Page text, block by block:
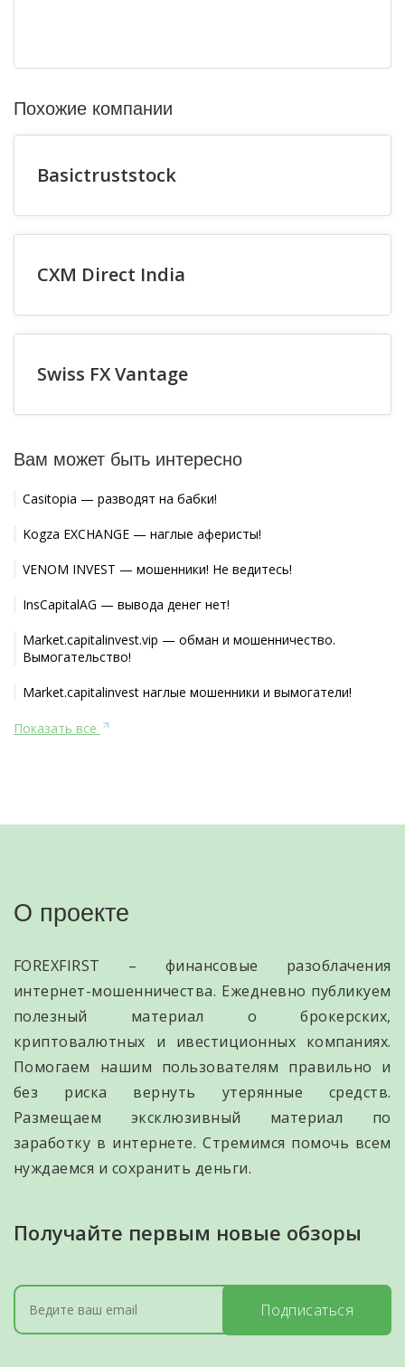
Похожие компании
Basictruststock
CXM Direct India
Swiss FX Vantage
Вам может быть интересно
Casitopia — разводят на бабки!
Kogza EXCHANGE — наглые аферисты!
VENOM INVEST — мошенники! Не ведитесь!
InsCapitalAG — вывода денег нет!
Market.capitalinvest.vip — обман и мошенничество.
Вымогательство!
Market.capitalinvest наглые мошенники и вымогатели!
Показать все
О проекте
FOREXFIRST – финансовые разоблачения
интернет-мошенничества. Ежедневно публикуем
полезный материал о брокерских,
криптовалютных и ивестиционных компаниях.
Помогаем нашим пользователям правильно и
без риска вернуть утерянные средств.
Размещаем эксклюзивный материал по
заработку в интернете. Стремимся помочь всем
нуждаемся и сохранить деньги.
Получайте первым новые обзоры
Подписаться